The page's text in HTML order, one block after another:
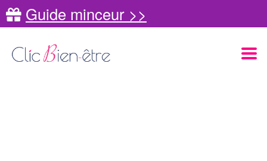
Guide minceur >>